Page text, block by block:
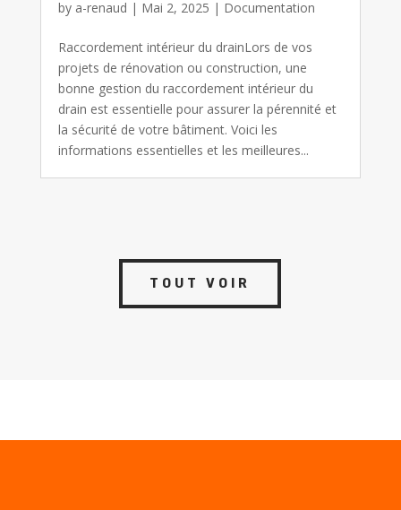
by a-renaud | Mai 2, 2025 | Documentation
Raccordement intérieur du drainLors de vos
projets de rénovation ou construction, une
bonne gestion du raccordement intérieur du
drain est essentielle pour assurer la pérennité et
la sécurité de votre bâtiment. Voici les
informations essentielles et les meilleures...
TOUT VOIR